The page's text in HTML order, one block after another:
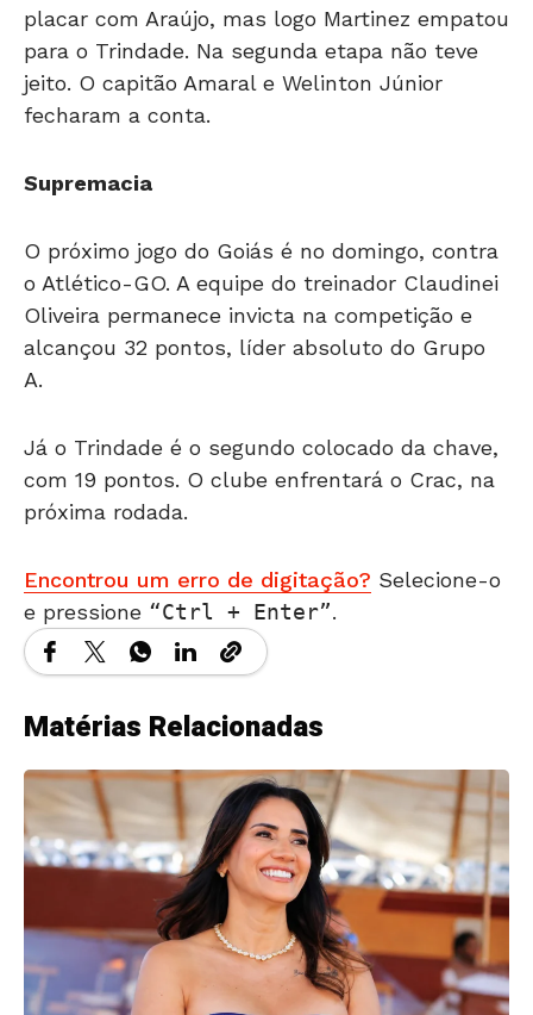
placar com Araújo, mas logo Martinez empatou
para o Trindade. Na segunda etapa não teve
jeito. O capitão Amaral e Welinton Júnior
fecharam a conta.
Supremacia
O próximo jogo do Goiás é no domingo, contra
o Atlético-GO. A equipe do treinador Claudinei
Oliveira permanece invicta na competição e
alcançou 32 pontos, líder absoluto do Grupo
A.
Já o Trindade é o segundo colocado da chave,
com 19 pontos. O clube enfrentará o Crac, na
próxima rodada.
Encontrou um erro de digitação? Selecione-o
e pressione
Ctrl + Enter .
Matérias Relacionadas